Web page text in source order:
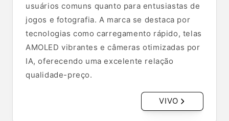
usuários comuns quanto para entusiastas de
jogos e fotografia. A marca se destaca por
tecnologias como carregamento rápido, telas
AMOLED vibrantes e câmeras otimizadas por
IA, oferecendo uma excelente relação
qualidade-preço.
VIVO